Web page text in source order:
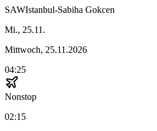
SAWIstanbul-Sabiha Gokcen
Mi., 25.11.
Mittwoch, 25.11.2026
04:25
Nonstop
02:15